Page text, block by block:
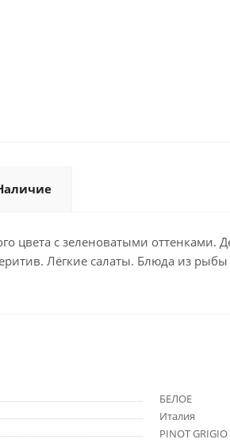
цвета с зеленоватыми оттенками.
Лёгкие салаты. Блюда из рыбы
БЕЛОЕ
Италия
PINOT